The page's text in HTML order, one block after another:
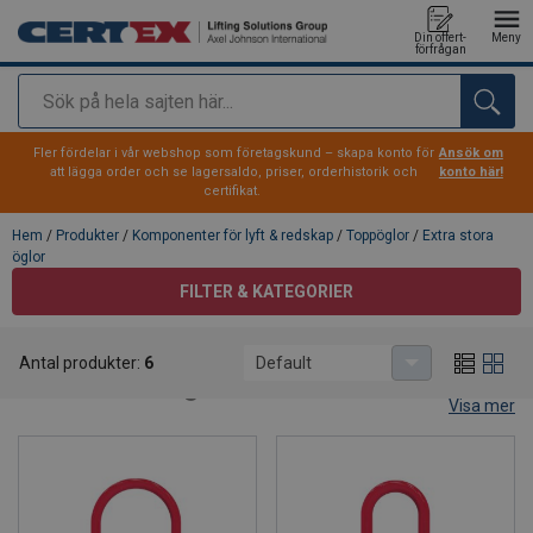
Sök
Din offert-
förfrågan
Meny
tillagd i varukorg
Fler fördelar i vår webshop som företagskund – skapa konto för
att lägga order och se lagersaldo, priser, orderhistorik och
certifikat.
Ansök om
konto här!
Hem / Produkter / Komponenter för lyft & redskap / Toppöglor / Extra stora
öglor
FILTER & KATEGORIER
Extra stora öglor för krankrokar
Här hittar du extra stora toppöglor i Klass 10, utvecklade för
15401 nr. 25 och DIN 15402 nr. 32.
Visa mer
Antal produkter: 6 Default